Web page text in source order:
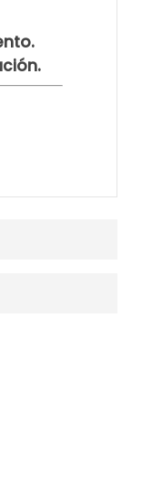
desde el